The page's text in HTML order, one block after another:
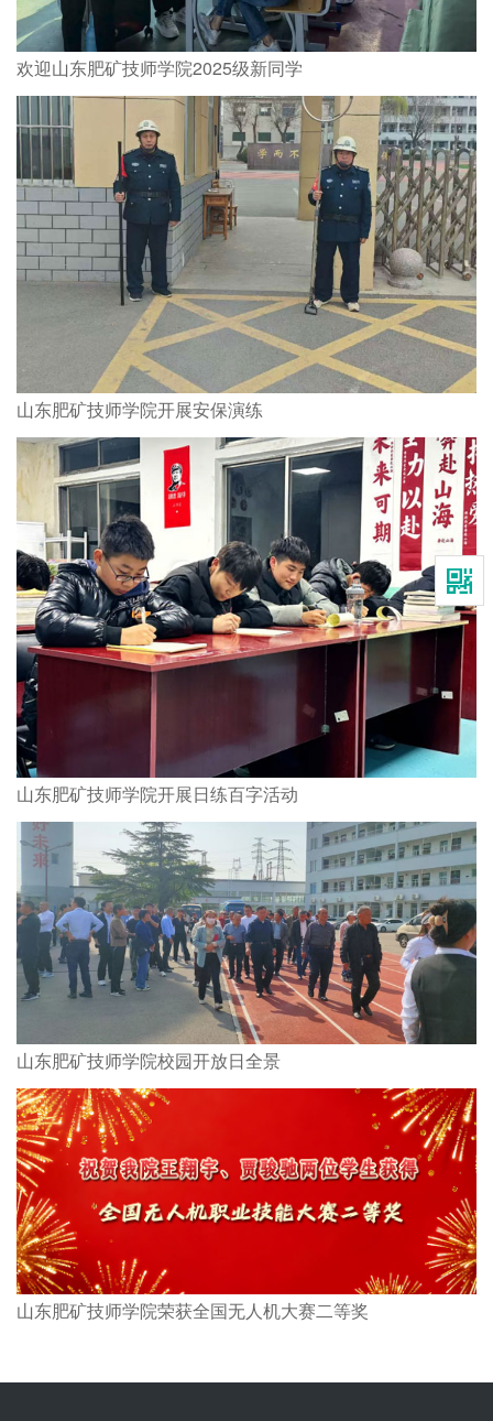
欢迎山东肥矿技师学院2025级新同学
山东肥矿技师学院开展安保演练
山东肥矿技师学院开展日练百字活动
山东肥矿技师学院校园开放日全景
山东肥矿技师学院荣获全国无人机大赛二等奖